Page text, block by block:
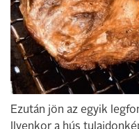
Ezután jön az egyik